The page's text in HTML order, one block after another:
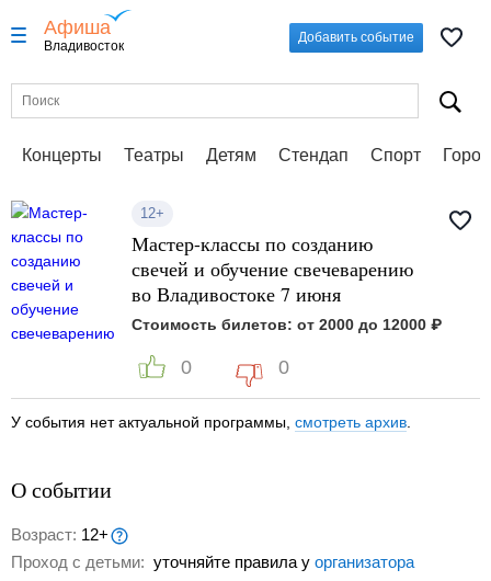
Афиша
Владивосток
Добавить событие
Концерты Театры Детям Стендап Спорт
12+
Мастер-классы по созданию
свечей и обучение свечеварению
во Владивостоке 7 июня
Стоимость билетов: от 2000 до 12000 ₽
0 0
У события нет актуальной программы, смотреть архив
О событии
Возраст: 12+
Проход с детьми: уточняйте правила у организатора